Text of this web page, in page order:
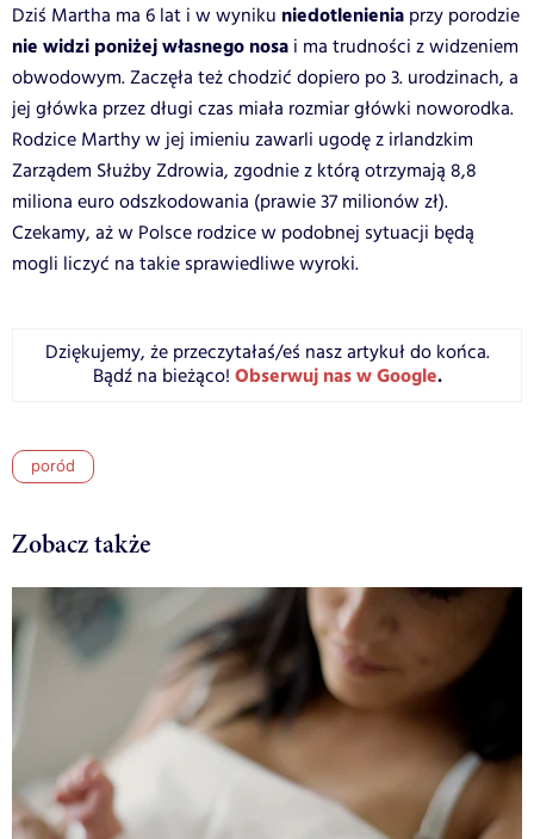
Dziś Martha ma 6 lat i w wyniku niedotlenienia przy porodzie
nie widzi poniżej własnego nosa i ma trudności z widzeniem
obwodowym. Zaczęła też chodzić dopiero po 3. urodzinach, a
jej główka przez długi czas miała rozmiar główki noworodka.
Rodzice Marthy w jej imieniu zawarli ugodę z irlandzkim
Zarządem Służby Zdrowia, zgodnie z którą otrzymają 8,8
miliona euro odszkodowania (prawie 37 milionów zł).
Czekamy, aż w Polsce rodzice w podobnej sytuacji będą
mogli liczyć na takie sprawiedliwe wyroki.
Dziękujemy, że przeczytałaś/eś nasz artykuł do końca.
Bądź na bieżąco! Obserwuj nas w Google.
poród
Zobacz także